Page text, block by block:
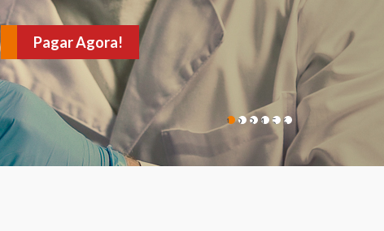
e verificações de sintomas e
Agende sua consulta!
1 2 3 4 5 6